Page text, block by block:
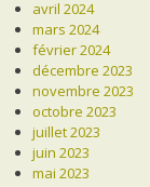
avril 2024
mars 2024
février 2024
décembre 2023
novembre 2023
octobre 2023
juillet 2023
juin 2023
mai 2023